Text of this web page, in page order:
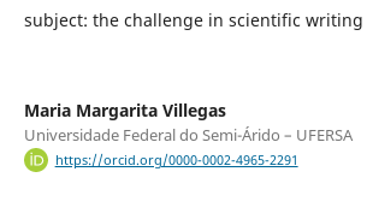
subject: the challenge in scientific writing
Maria Margarita Villegas
Universidade Federal do Semi-Árido – UFERSA
https://orcid.org/0000-0002-4965-2291